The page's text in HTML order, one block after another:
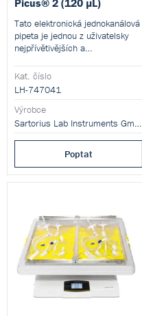
Picus® 2 (120 µL)
Tato elektronická jednokanálová
pipeta je jednou z uživatelsky
nejpřívětivějších a
nejpokročilejších) pipet na trhu.
Kat. číslo
LH-747041
Výrobce
Sartorius Lab Instruments GmbH and Co. KG
Poptat